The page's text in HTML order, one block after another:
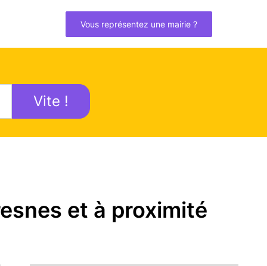
Vous représentez une mairie ?
Vite !
et à proximité